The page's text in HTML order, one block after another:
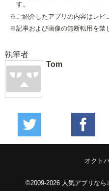
す。
※ご紹介したアプリの内容はレビ
※記事および画像の無断転用を禁
執筆者
Tom
オクト
©2009-2026 人気アプリなら